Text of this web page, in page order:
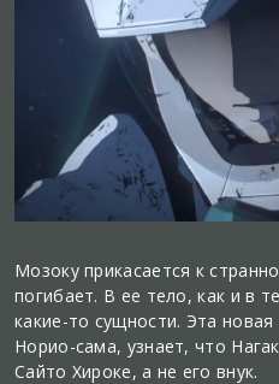
Мозоку прикасается к
погибает. В ее тело, как и в
какие-то сущности. Эта
Норио-сама, узнает, что
Сайто Хироке, а не его внук.